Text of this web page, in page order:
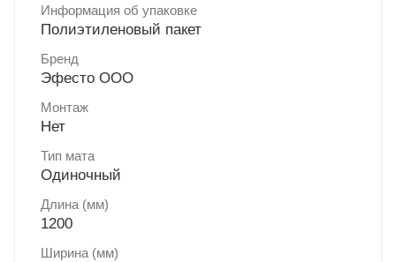
Информация об упаковке
Полиэтиленовый пакет
Бренд
Эфесто ООО
Монтаж
Нет
Тип мата
Одиночный
Длина (мм)
1200
Ширина (мм)